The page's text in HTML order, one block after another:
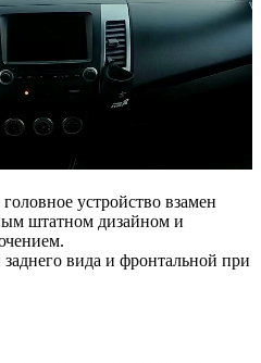
устройство взамен
штатном дизайном и
вида и фронтальной при